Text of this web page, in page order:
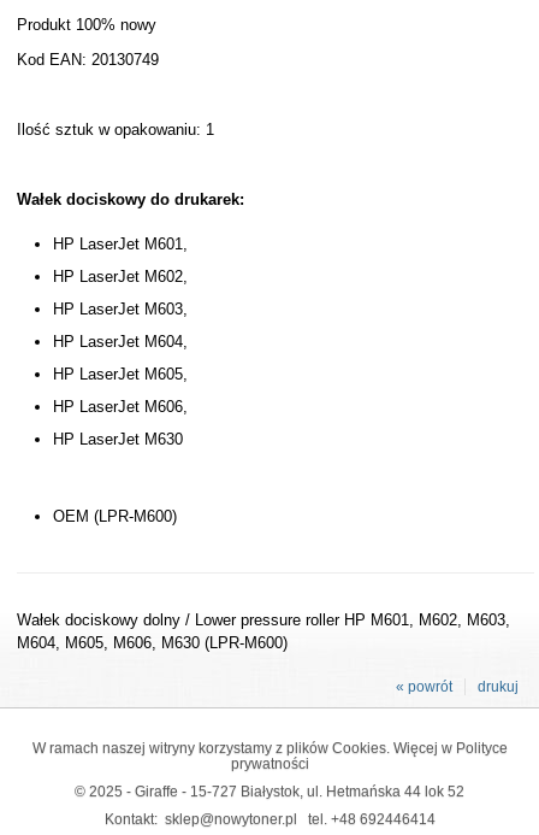
Produkt 100% nowy
Kod EAN: 20130749
Ilość sztuk w opakowaniu: 1
Wałek dociskowy do drukarek:
HP LaserJet M601,
HP LaserJet M602,
HP LaserJet M603,
HP LaserJet M604,
HP LaserJet M605,
HP LaserJet M606,
HP LaserJet M630
OEM (LPR-M600)
Wałek dociskowy dolny / Lower pressure roller HP M601, M602, M603,
M604, M605, M606, M630 (LPR-M600)
drukuj
« powrót
W ramach naszej witryny korzystamy z plików Cookies. Więcej w Polityce
prywatności
© 2025 - Giraffe - 15-727 Białystok, ul. Hetmańska 44 lok 52
Kontakt: sklep@nowytoner.pl tel. +48 692446414